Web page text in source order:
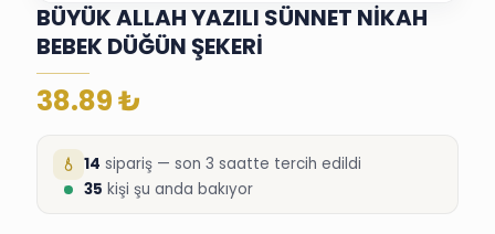
BÜYÜK ALLAH YAZILI SÜNNET NİKAH
BEBEK DÜĞÜN ŞEKERİ
38.89₺
14 sipariş — son 3 saatte tercih edildi
35 kişi şu anda bakıyor